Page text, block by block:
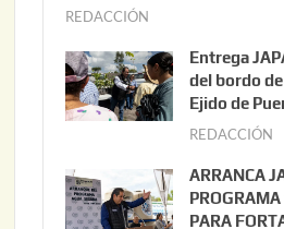
REDACCIÓN
o
s
t
3
,
Entrega
del bordo
Ejido de
REDACCIÓN
i
ARRANCA
PROGRAMA
PARA